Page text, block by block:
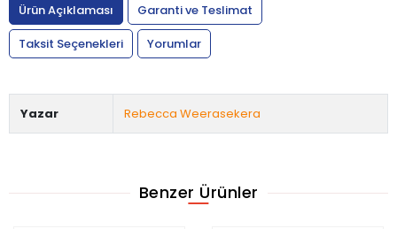
Ürün Açıklaması
Garanti ve Teslimat
Taksit Seçenekleri
Yorumlar
Yazar Rebecca Weerasekera
Benzer Ürünler